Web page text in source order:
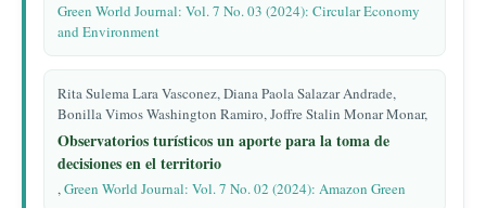
Green World Journal: Vol. 7 No. 03 (2024): Circular Economy
and Environment
Rita Sulema Lara Vasconez, Diana Paola Salazar Andrade,
Bonilla Vimos Washington Ramiro, Joffre Stalin Monar Monar,
Observatorios turísticos un aporte para la toma de
decisiones en el territorio
,Green World Journal: Vol. 7 No. 02 (2024): Amazon Green